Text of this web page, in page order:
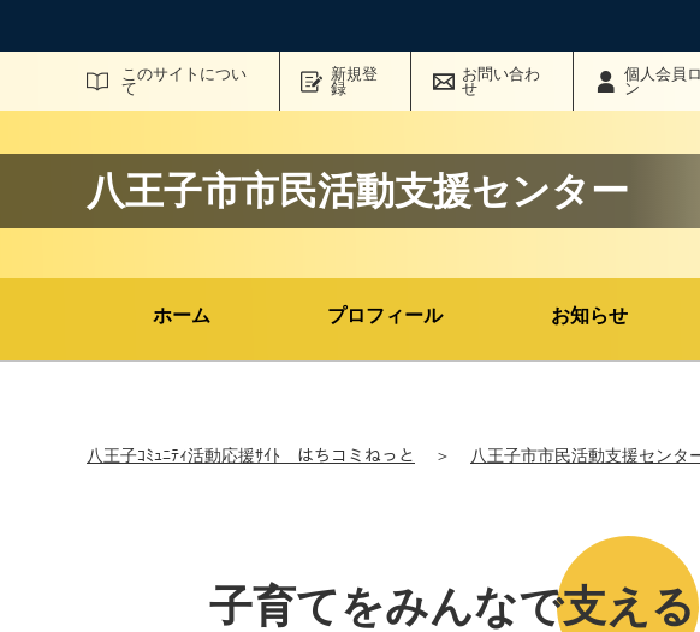
このサイトについ
て
新規登
録
お問い合わ
せ
個人会員
ン
サイト内検索
八王子市市民活動支援センター
ホーム プロフィール お知らせ
八王子ｺﾐｭﾆﾃｨ活動応援ｻｲﾄ はちコミねっと ＞ 八王子市市民活動支援センタ
子育てをみんなで支え